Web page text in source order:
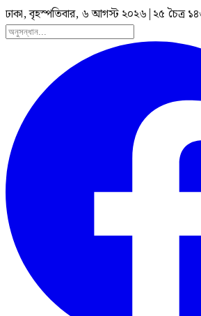
ঢাকা, বৃহস্পতিবার, ৬ আগস্ট ২০২৬ | ২৫ চৈত্র